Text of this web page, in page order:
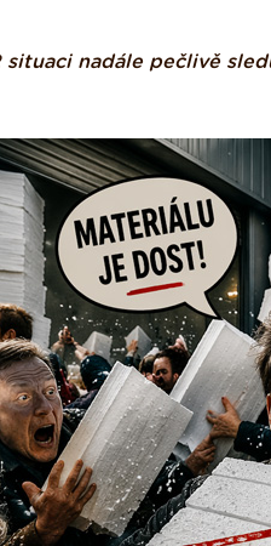
situaci nadále pečlivě